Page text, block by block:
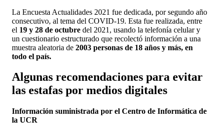
La Encuesta Actualidades 2021 fue dedicada, por segundo año
consecutivo, al tema del COVID-19. Esta fue realizada, entre
el 19 y 28 de octubre del 2021, usando la telefonía celular y
un cuestionario estructurado que recolectó información a una
muestra aleatoria de 2003 personas de 18 años y más, en
todo el país.
Algunas recomendaciones para evitar
las estafas por medios digitales
Información suministrada por el Centro de Informática de
la UCR